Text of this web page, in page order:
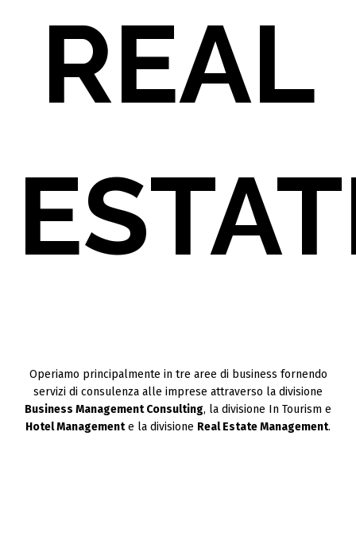
REAL
Operiamo principalmente in tre aree di business fornendo
servizi di consulenza alle imprese attraverso la divisione
Business Management Consulting, la divisione In Tourism e
Hotel Managemente la divisione Real Estate Management.